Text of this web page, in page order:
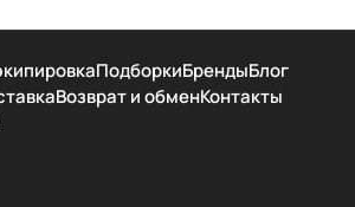
ПодборкиБрендыБлог
Возврат и обменКонтакты